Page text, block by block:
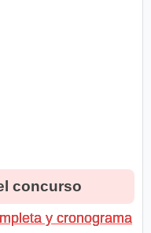
concurso
y cronograma